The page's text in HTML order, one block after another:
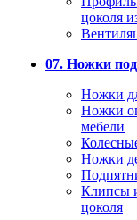
цоколя
07. Ножки
Ножки
Ножки
мебели
Ножки
Клипсы
цоколя